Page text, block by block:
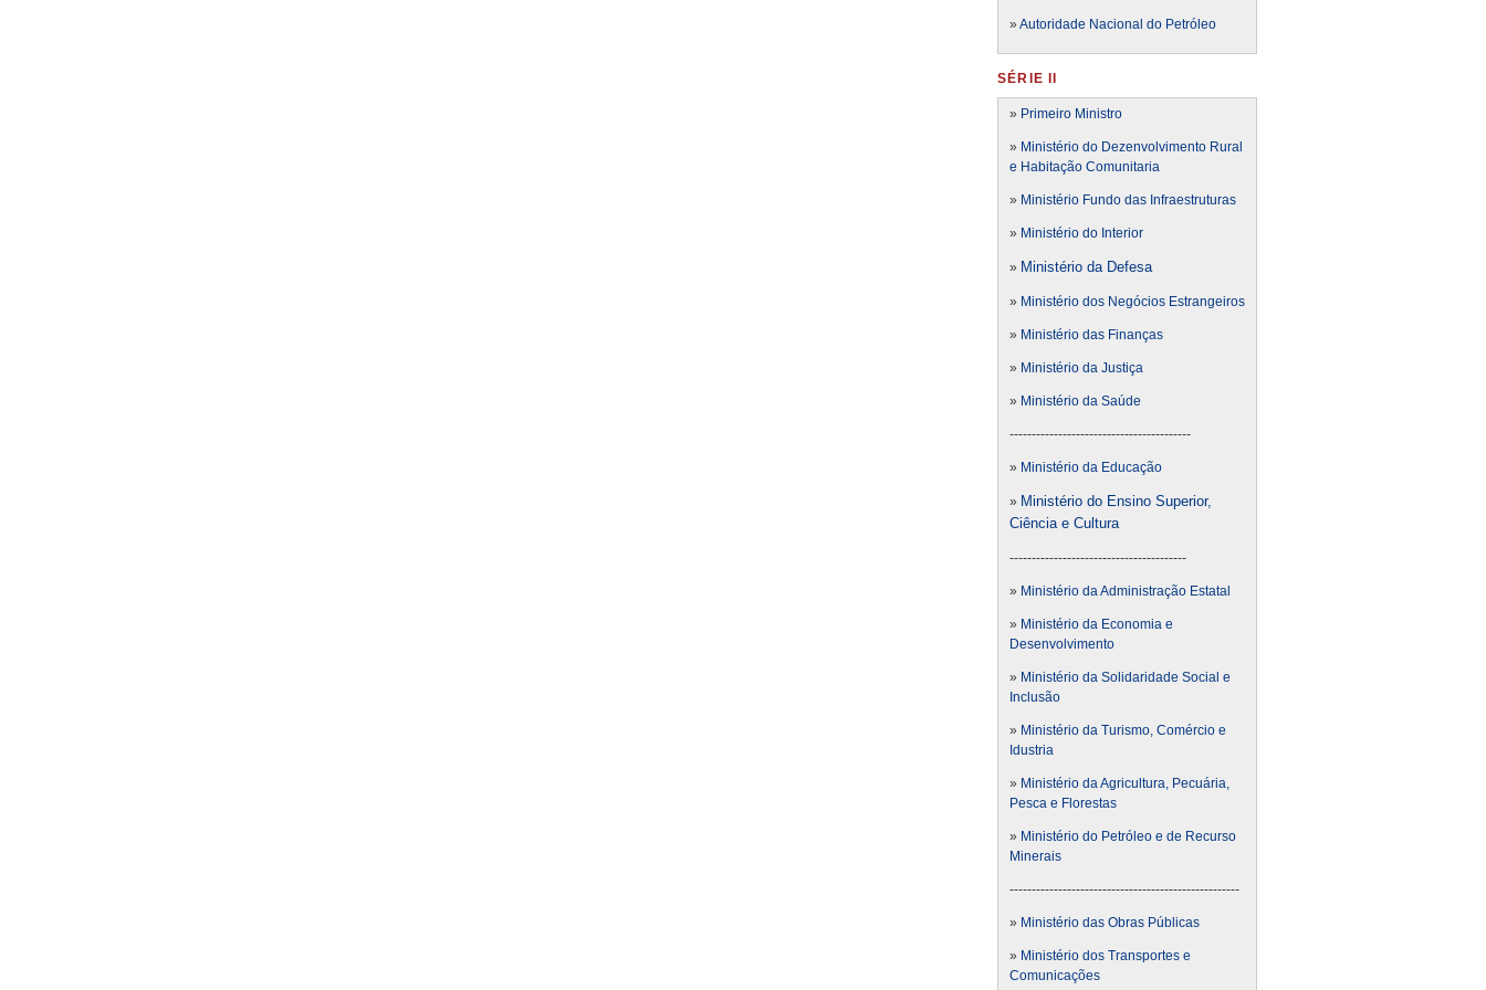
» Autoridade Nacional do Petróleo
SÉRIE II
» Primeiro Ministro
» Ministério do Dezenvolvimento Rural
e Habitação Comunitaria
» Ministério Fundo das Infraestruturas
» Ministério do Interior
» Ministério da Defesa
» Ministério dos Negócios Estrangeiros
» Ministério das Finanças
» Ministério da Justiça
» Ministério da Saúde
-----------------------------------------
» Ministério da Educação
» Ministério do Ensino Superior,
Ciência e Cultura
----------------------------------------
» Ministério da Administração Estatal
» Ministério da Economia e
Desenvolvimento
» Ministério da Solidaridade Social e
Inclusão
» Ministério da Turismo, Comércio e
Idustria
» Ministério da Agricultura, Pecuária,
Pesca e Florestas
» Ministério do Petróleo e de Recurso
Minerais
----------------------------------------------------
» Ministério das Obras Públicas
» Ministério dos Transportes e
Comunicações